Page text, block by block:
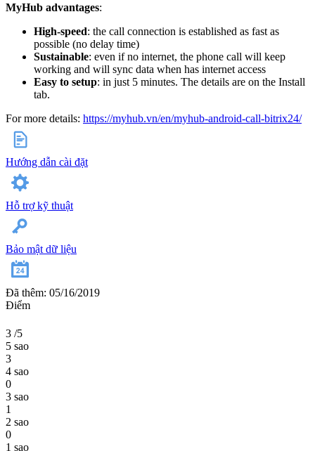
MyHub advantages:
High-speed: the call connection is established as fast as
possible (no delay time)
Sustainable: even if no internet, the phone call will keep
working and will sync data when has internet access
Easy to setup: in just 5 minutes. The details are on the Install
tab.
For more details: https://myhub.vn/en/myhub-android-call-bitrix24/
Hướng dẫn cài đặt
Hỗ trợ kỹ thuật
Bảo mật dữ liệu
Đã thêm: 05/16/2019
Điểm
3 /5
5 sao
3
4 sao
0
3 sao
1
2 sao
0
1 sao